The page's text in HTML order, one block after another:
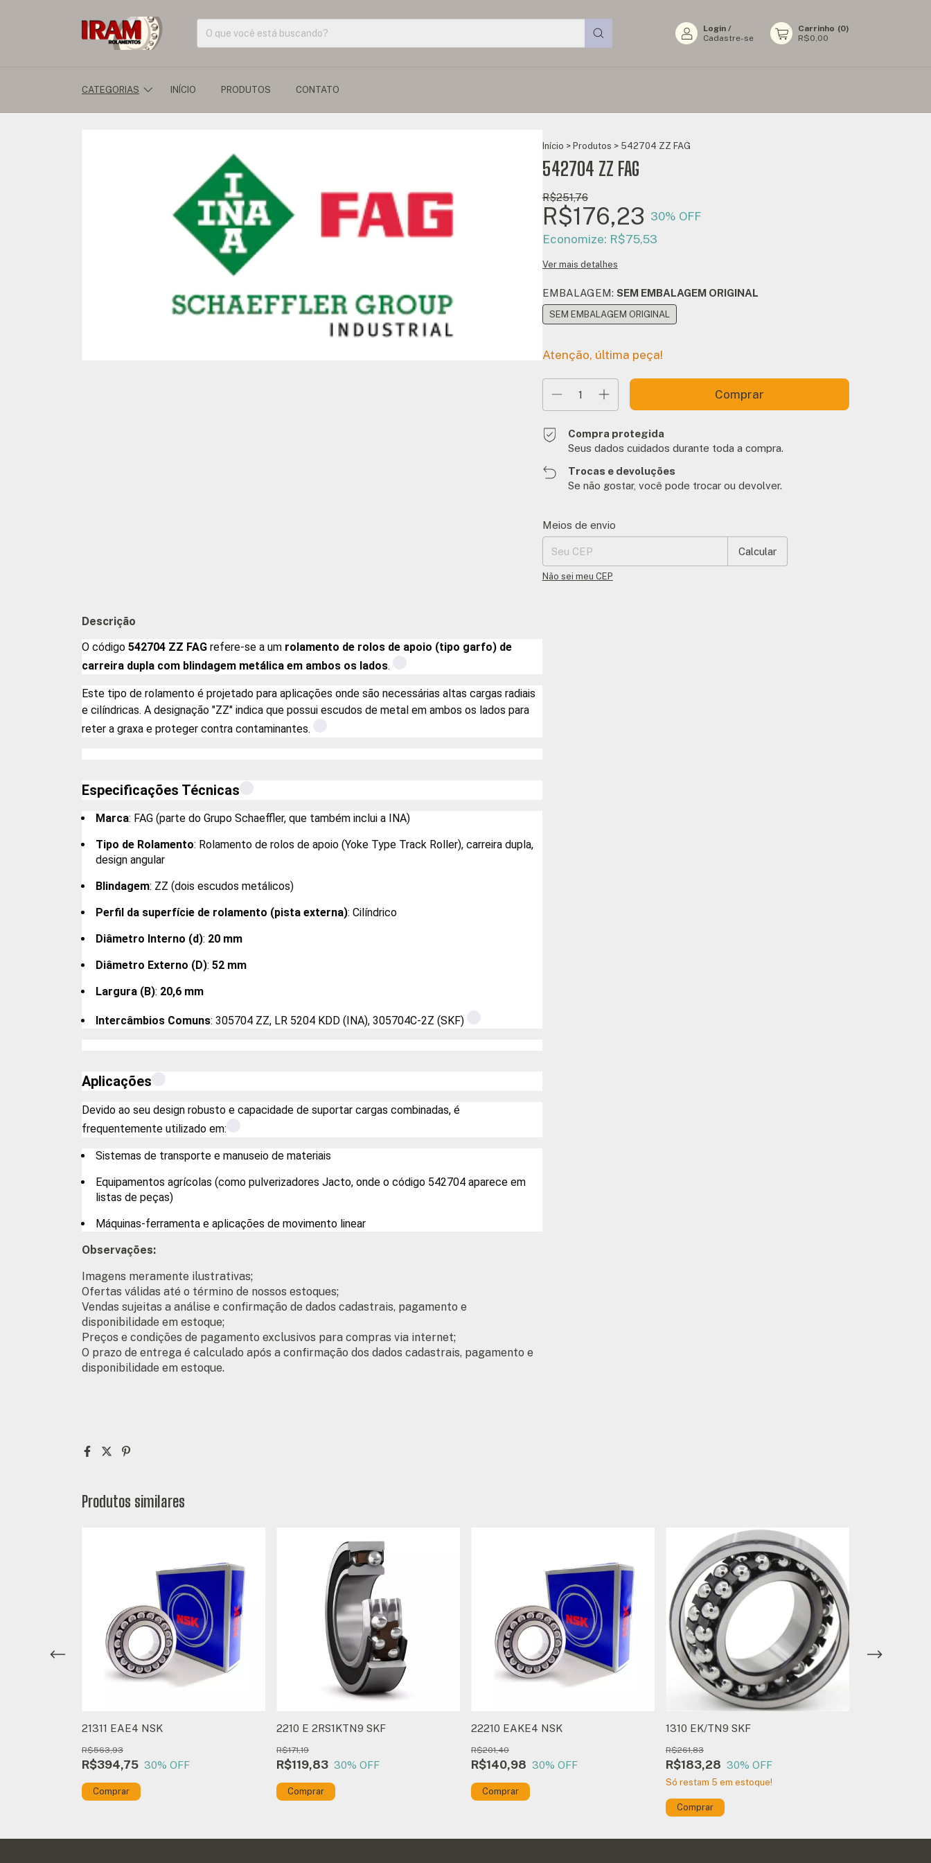
Login /
Cadastre-se
Carrinho (0)
R$0,00
CATEGORIAS INÍCIO PRODUTOS CONTATO
Início > Produtos > 542704 ZZ FAG
542704 ZZ FAG
R$251,76
R$176,23 30% OFF
Economize: R$75,53
Ver mais detalhes
EMBALAGEM: SEM EMBALAGEM ORIGINAL
SEM EMBALAGEM ORIGINAL
Atenção, última peça!
Compra protegida
Seus dados cuidados durante toda a compra.
Trocas e devoluções
Se não gostar, você pode trocar ou devolver.
Entregas para o CEP:
Meios de envio
Calcular
Não sei meu CEP
Descrição
O código 542704 ZZ FAG refere-se a um rolamento de rolos de apoio (tipo garfo) de
carreira dupla com blindagem metálica em ambos os lados.
Este tipo de rolamento é projetado para aplicações onde são necessárias altas cargas radiais
e cilíndricas. A designação "ZZ" indica que possui escudos de metal em ambos os lados para
reter a graxa e proteger contra contaminantes.
Especificações Técnicas
Marca: FAG (parte do Grupo Schaeffler, que também inclui a INA)
Tipo de Rolamento: Rolamento de rolos de apoio (Yoke Type Track Roller), carreira dupla,
design angular
Blindagem: ZZ (dois escudos metálicos)
Perfil da superfície de rolamento (pista externa): Cilíndrico
Diâmetro Interno (d): 20 mm
Diâmetro Externo (D): 52 mm
Largura (B): 20,6 mm
Intercâmbios Comuns: 305704 ZZ, LR 5204 KDD (INA), 305704C-2Z (SKF)
Aplicações
Devido ao seu design robusto e capacidade de suportar cargas combinadas, é
frequentemente utilizado em:
Sistemas de transporte e manuseio de materiais
Equipamentos agrícolas (como pulverizadores Jacto, onde o código 542704 aparece em
listas de peças)
Máquinas-ferramenta e aplicações de movimento linear
Observações:
Imagens meramente ilustrativas;
Ofertas válidas até o término de nossos estoques;
Vendas sujeitas a análise e confirmação de dados cadastrais, pagamento e
disponibilidade em estoque;
Preços e condições de pagamento exclusivos para compras via internet;
O prazo de entrega é calculado após a confirmação dos dados cadastrais, pagamento e
disponibilidade em estoque.
Produtos similares
21311 EAE4 NSK
R$394,75
R$563,93
30% OFF
Comprar
2210 E 2RS1KTN9 SKF
R$119,83
R$171,19
30% OFF
22210 EAKE4 NSK
R$140,98
R$201,40
30% OFF
1310 EK/TN9 SKF
R$183,28
R$261,83
30% OFF
Só restam 5 em estoque!
Comprar